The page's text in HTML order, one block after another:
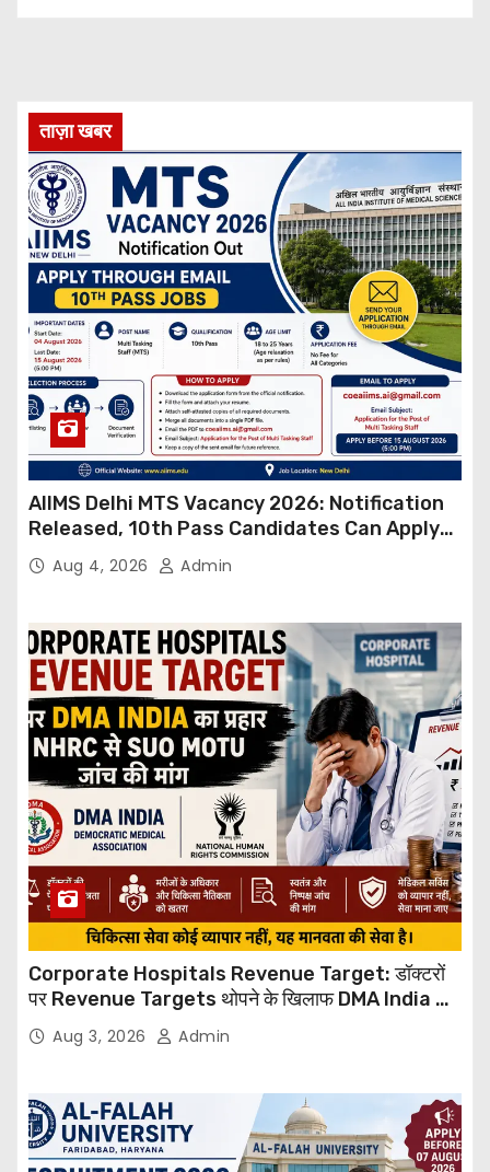
ताज़ा खबर
AIIMS Delhi MTS Vacancy 2026: Notification
Released, 10th Pass Candidates Can Apply
Through Email
Aug 4, 2026 Admin
Corporate Hospitals Revenue Target: डॉक्टरों
पर Revenue Targets थोपने के खिलाफ DMA India का
बड़ा कदम, NHRC से Suo Motu जांच की मांग
Aug 3, 2026 Admin